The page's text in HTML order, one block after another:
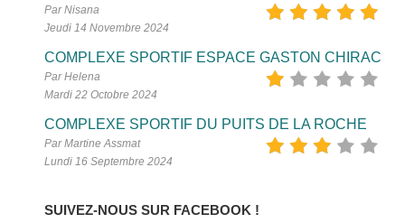
Par Nisana
Jeudi 14 Novembre 2024
COMPLEXE SPORTIF ESPACE GASTON CHIRAC
Par Helena
Mardi 22 Octobre 2024
COMPLEXE SPORTIF DU PUITS DE LA ROCHE
Par Martine Assmat
Lundi 16 Septembre 2024
SUIVEZ-NOUS SUR FACEBOOK !